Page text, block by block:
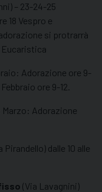
– 23-24-25
18 Vespro e
si protrarrà
Eucaristica
Adorazione ore 9-
ore 9-12.
Marzo: Adorazione
Pirandello) dalle 10 alle
(Via Lavagnini)